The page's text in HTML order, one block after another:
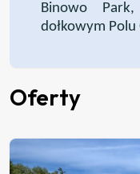
Binowo
dołkowym
Oferty